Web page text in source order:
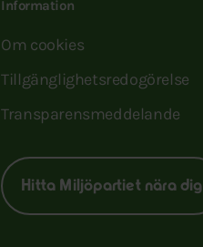
Information
Om cookies
Tillgänglighetsredogörelse
Transparensmeddelande
Hitta Miljöpartiet nära dig